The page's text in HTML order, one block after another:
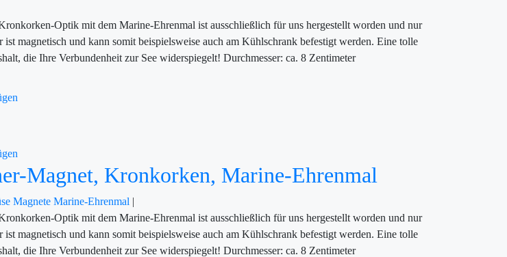
Optik mit dem Marine-Ehrenmal ist ausschließlich für uns hergestellt worden und nur
magnetisch und kann somit beispielsweise auch am Kühlschrank befestigt werden. Eine tolle
die Ihre Verbundenheit zur See widerspiegelt! Durchmesser: ca. 8 Zentimeter
Magnet, Kronkorken, Marine-Ehrenmal
Magnete Marine-Ehrenmal |
Optik mit dem Marine-Ehrenmal ist ausschließlich für uns hergestellt worden und nur
magnetisch und kann somit beispielsweise auch am Kühlschrank befestigt werden. Eine tolle
die Ihre Verbundenheit zur See widerspiegelt! Durchmesser: ca. 8 Zentimeter